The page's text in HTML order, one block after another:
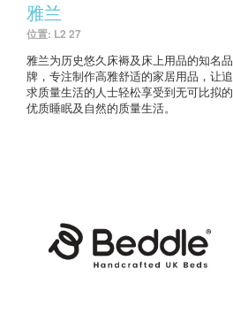
雅兰
位置: L2 27
雅兰为历史悠久床褥及床上用品的知名品
牌，专注制作高雅舒适的家居用品，让追
求质量生活的人士轻松享受到无可比拟的
优质睡眠及自然的质量生活。